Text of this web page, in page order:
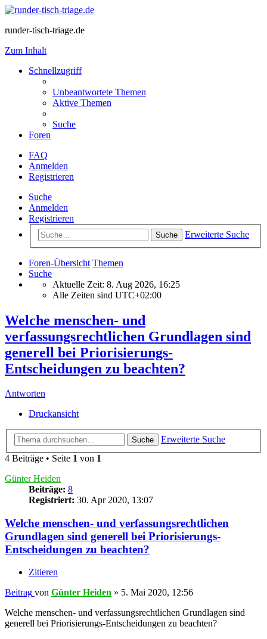
runder-tisch-triage.de
Zum Inhalt
Schnellzugriff
Unbeantwortete Themen
Aktive Themen
Suche
Foren
FAQ
Anmelden
Registrieren
Suche
Anmelden
Registrieren
Suche Erweiterte Suche
Foren-Übersicht Themen
Suche
Aktuelle Zeit: 8. Aug 2026, 16:25
Alle Zeiten sind UTC+02:00
Welche menschen- und
verfassungsrechtlichen Grundlagen sind
generell bei Priorisierungs-
Entscheidungen zu beachten?
Antworten
Druckansicht
Suche
Erweiterte Suche
4 Beiträge • Seite 1 von 1
Günter Heiden
Beiträge: 8
Registriert: 30. Apr 2020, 13:07
Welche menschen- und verfassungsrechtlichen
Grundlagen sind generell bei Priorisierungs-
Entscheidungen zu beachten?
Zitieren
Beitrag von Günter Heiden » 5. Mai 2020, 12:56
Welche menschen- und verfassungsrechtlichen Grundlagen sind
generell bei Priorisierungs-Entscheidungen zu beachten?